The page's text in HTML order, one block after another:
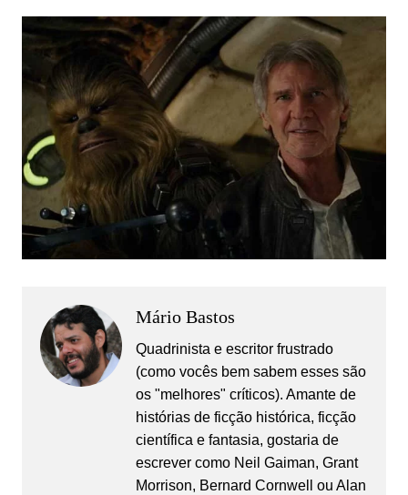
Mário Bastos
Quadrinista e escritor frustrado
(como vocês bem sabem esses são
os "melhores" críticos). Amante de
histórias de ficção histórica, ficção
científica e fantasia, gostaria de
escrever como Neil Gaiman, Grant
Morrison, Bernard Cornwell ou Alan